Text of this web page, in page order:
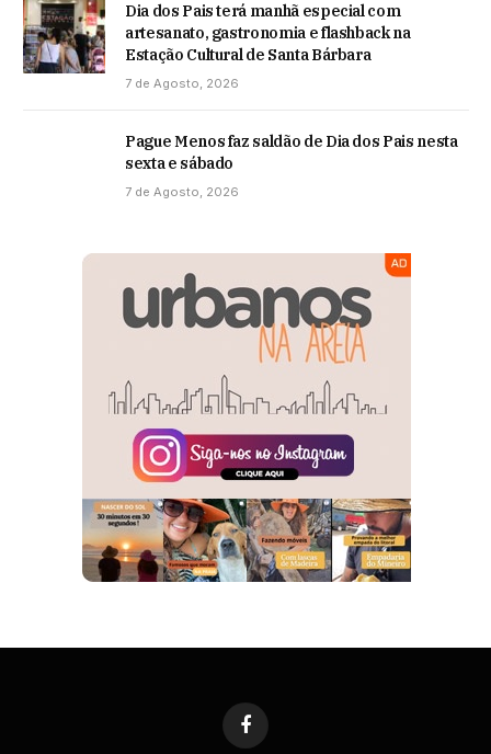
Dia dos Pais terá manhã especial com
artesanato, gastronomia e flashback na
Estação Cultural de Santa Bárbara
7 de Agosto, 2026
Pague Menos faz saldão de Dia dos Pais nesta
sexta e sábado
7 de Agosto, 2026
Facebook